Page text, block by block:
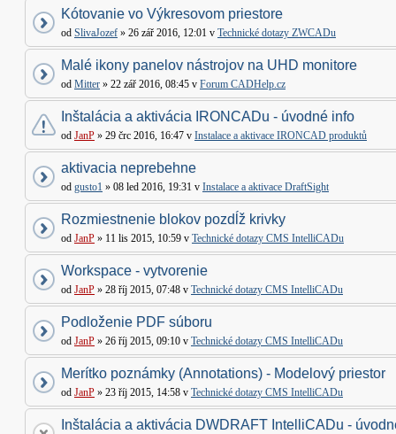
Kótovanie vo Výkresovom priestore
od SlivaJozef » 26 zář 2016, 12:01 v Technické dotazy ZWCADu
Malé ikony panelov nástrojov na UHD monitore
od Mitter » 22 zář 2016, 08:45 v Forum CADHelp.cz
Inštalácia a aktivácia IRONCADu - úvodné info
od JanP » 29 črc 2016, 16:47 v Instalace a aktivace IRONCAD produktů
aktivacia neprebehne
od gusto1 » 08 led 2016, 19:31 v Instalace a aktivace DraftSight
Rozmiestnenie blokov pozdĺž krivky
od JanP » 11 lis 2015, 10:59 v Technické dotazy CMS IntelliCADu
Workspace - vytvorenie
od JanP » 28 říj 2015, 07:48 v Technické dotazy CMS IntelliCADu
Podloženie PDF súboru
od JanP » 26 říj 2015, 09:10 v Technické dotazy CMS IntelliCADu
Merítko poznámky (Annotations) - Modelový priestor
od JanP » 23 říj 2015, 14:58 v Technické dotazy CMS IntelliCADu
Inštalácia a aktivácia DWDRAFT IntelliCADu -